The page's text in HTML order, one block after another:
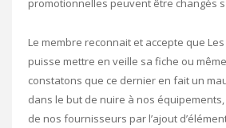
promotionnelles peuvent être changés
Le membre reconnait et accepte que Les
puisse mettre en veille sa fiche ou
constatons que ce dernier en fait un
dans le but de nuire à nos
de nos fournisseurs par l’ajout